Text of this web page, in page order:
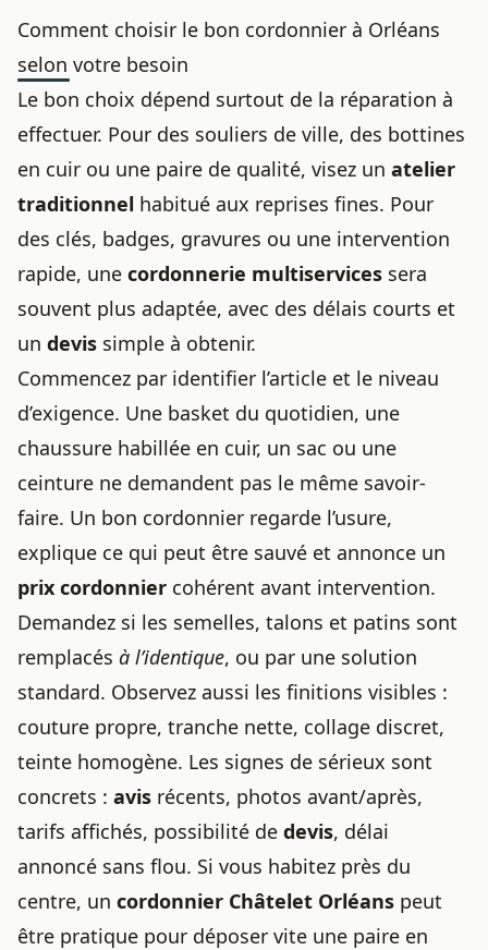
Comment choisir le bon cordonnier à Orléans
selon votre besoin
Le bon choix dépend surtout de la réparation à
effectuer. Pour des souliers de ville, des bottines
en cuir ou une paire de qualité, visez un atelier
traditionnel habitué aux reprises fines. Pour
des clés, badges, gravures ou une intervention
rapide, une cordonnerie multiservices sera
souvent plus adaptée, avec des délais courts et
un devis simple à obtenir.
Commencez par identifier l’article et le niveau
d’exigence. Une basket du quotidien, une
chaussure habillée en cuir, un sac ou une
ceinture ne demandent pas le même savoir-
faire. Un bon cordonnier regarde l’usure,
explique ce qui peut être sauvé et annonce un
prix cordonnier cohérent avant intervention.
Demandez si les semelles, talons et patins sont
remplacés à l’identique, ou par une solution
standard. Observez aussi les finitions visibles :
couture propre, tranche nette, collage discret,
teinte homogène. Les signes de sérieux sont
concrets : avis récents, photos avant/après,
tarifs affichés, possibilité de devis, délai
annoncé sans flou. Si vous habitez près du
centre, un cordonnier Châtelet Orléans peut
être pratique pour déposer vite une paire en